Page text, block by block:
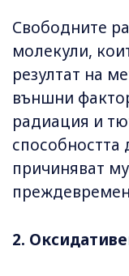
Свободните
молекули,
резултат на
външни
радиация и
способността
причиняват
2.